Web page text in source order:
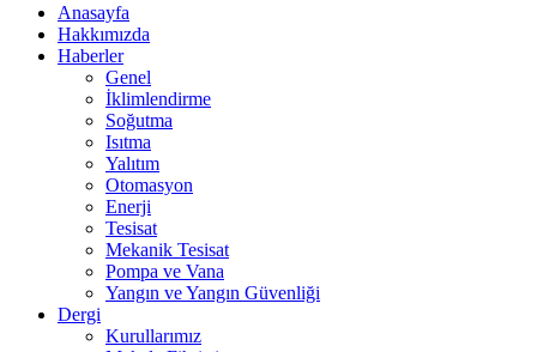
Anasayfa
Hakkımızda
Haberler
Genel
İklimlendirme
Soğutma
Isıtma
Yalıtım
Otomasyon
Enerji
Tesisat
Mekanik Tesisat
Pompa ve Vana
Yangın ve Yangın Güvenliği
Dergi
Kurullarımız